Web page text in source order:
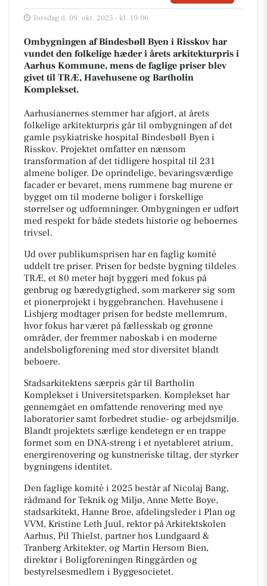
Torsdag d. 09. okt. 2025 - kl. 19:06
Ombygningen af Bindesbøll Byen i Risskov har
vundet den folkelige hæder i årets arkitekturpris i
Aarhus Kommune, mens de faglige priser blev
givet til TRÆ, Havehusene og Bartholin
Komplekset.
Aarhusianernes stemmer har afgjort, at årets
folkelige arkitekturpris går til ombygningen af det
gamle psykiatriske hospital Bindesbøll Byen i
Risskov. Projektet omfatter en nænsom
transformation af det tidligere hospital til 231
almene boliger. De oprindelige, bevaringsværdige
facader er bevaret, mens rummene bag murene er
bygget om til moderne boliger i forskellige
størrelser og udformninger. Ombygningen er udført
med respekt for både stedets historie og beboernes
trivsel.
Ud over publikumsprisen har en faglig komité
uddelt tre priser. Prisen for bedste bygning tildeles
TRÆ, et 80 meter højt byggeri med fokus på
genbrug og bæredygtighed, som markerer sig som
et pionerprojekt i byggebranchen. Havehusene i
Lisbjerg modtager prisen for bedste mellemrum,
hvor fokus har været på fællesskab og grønne
områder, der fremmer naboskab i en moderne
andelsboligforening med stor diversitet blandt
beboere.
Stadsarkitektens særpris går til Bartholin
Komplekset i Universitetsparken. Komplekset har
gennemgået en omfattende renovering med nye
laboratorier samt forbedret studie- og arbejdsmiljø.
Blandt projektets særlige kendetegn er en trappe
formet som en DNA-streng i et nyetableret atrium,
energirenovering og kunstneriske tiltag, der styrker
bygningens identitet.
Den faglige komité i 2025 består af Nicolaj Bang,
rådmand for Teknik og Miljø, Anne Mette Boye,
stadsarkitekt, Hanne Broe, afdelingsleder i Plan og
VVM, Kristine Leth Juul, rektor på Arkitektskolen
Aarhus, Pil Thielst, partner hos Lundgaard &
Tranberg Arkitekter, og Martin Hersom Bien,
direktør i Boligforeningen Ringgården og
bestyrelsesmedlem i Byggesocietet.